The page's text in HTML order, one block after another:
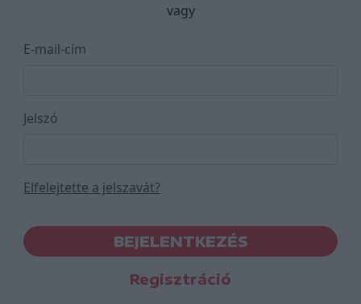
vagy
E-mail-cím
Jelszó
Elfelejtette a jelszavát?
BEJELENTKEZÉS
Regisztráció